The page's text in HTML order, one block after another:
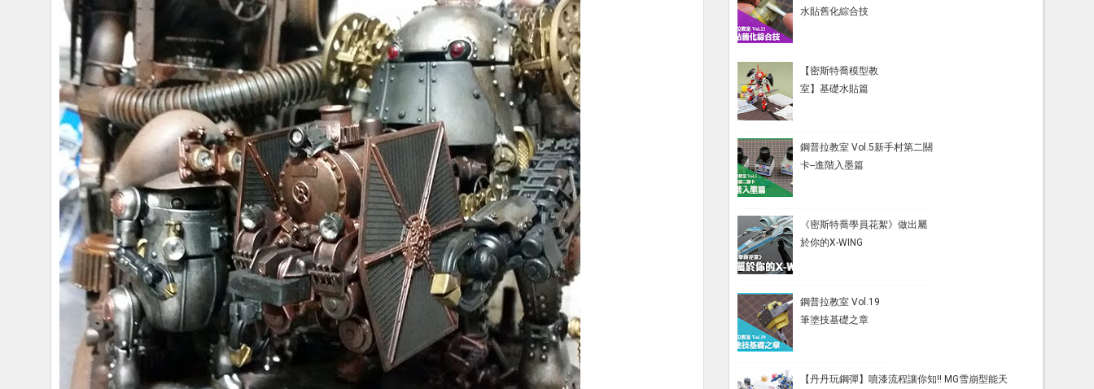
水貼舊化綜合技
【密斯特喬模型教
室】基礎水貼篇
鋼普拉教室 Vol.5新手村第二關
卡--進階入墨篇
《密斯特喬學員花絮》做出屬
於你的X-WING
鋼普拉教室 Vol.19
筆塗技基礎之章
【丹丹玩鋼彈】噴漆流程讓你知!! MG雪崩型能天